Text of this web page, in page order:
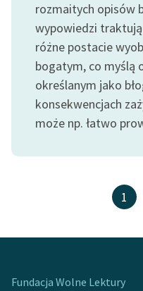
rozmaitych opisów
wypowiedzi
różne postacie
bogatym, co myślą
określanym jako
konsekwencjach
może np. łatwo
1
Fundacja Wolne Lektury